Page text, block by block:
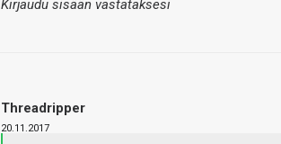
Kirjaudu sisään vastataksesi
Threadripper
20.11.2017